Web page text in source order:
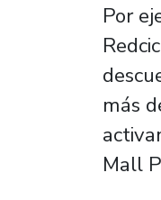
Por
más
Mall